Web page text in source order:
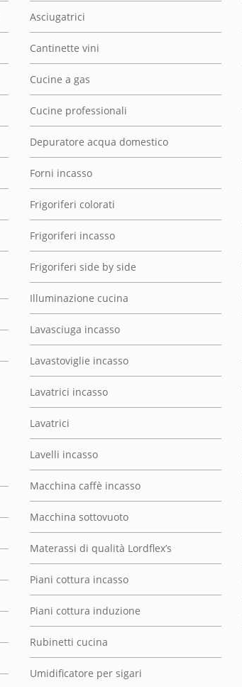
Asciugatrici
Cantinette vini
Cucine a gas
Cucine professionali
Depuratore acqua domestico
Forni incasso
Frigoriferi colorati
Frigoriferi incasso
Frigoriferi side by side
Illuminazione cucina
Lavasciuga incasso
Lavastoviglie incasso
Lavatrici incasso
Lavatrici
Lavelli incasso
Macchina caffè incasso
Macchina sottovuoto
Materassi di qualità Lordflex’s
Piani cottura incasso
Piani cottura induzione
Rubinetti cucina
Umidificatore per sigari